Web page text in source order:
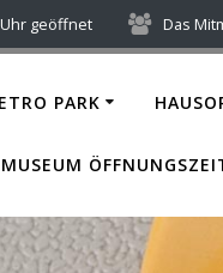
Uhr geöffnet Das
PARK